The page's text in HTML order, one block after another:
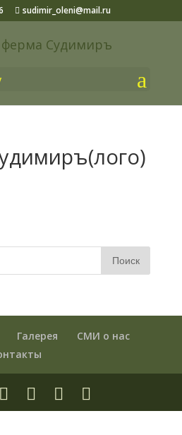
sudimir_oleni@mail.ru
Галерея
СМИ о нас